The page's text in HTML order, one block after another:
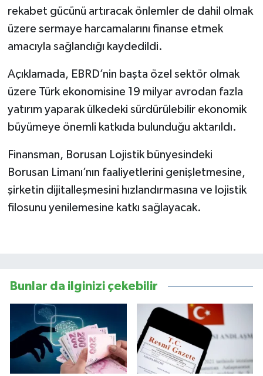
rekabet gücünü artıracak önlemler de dahil olmak
üzere sermaye harcamalarını finanse etmek
amacıyla sağlandığı kaydedildi.
Açıklamada, EBRD’nin başta özel sektör olmak
üzere Türk ekonomisine 19 milyar avrodan fazla
yatırım yaparak ülkedeki sürdürülebilir ekonomik
büyümeye önemli katkıda bulunduğu aktarıldı.
Finansman, Borusan Lojistik bünyesindeki
Borusan Limanı’nın faaliyetlerini genişletmesine,
şirketin dijitalleşmesini hızlandırmasına ve lojistik
filosunu yenilemesine katkı sağlayacak.
Bunlar da ilginizi çekebilir